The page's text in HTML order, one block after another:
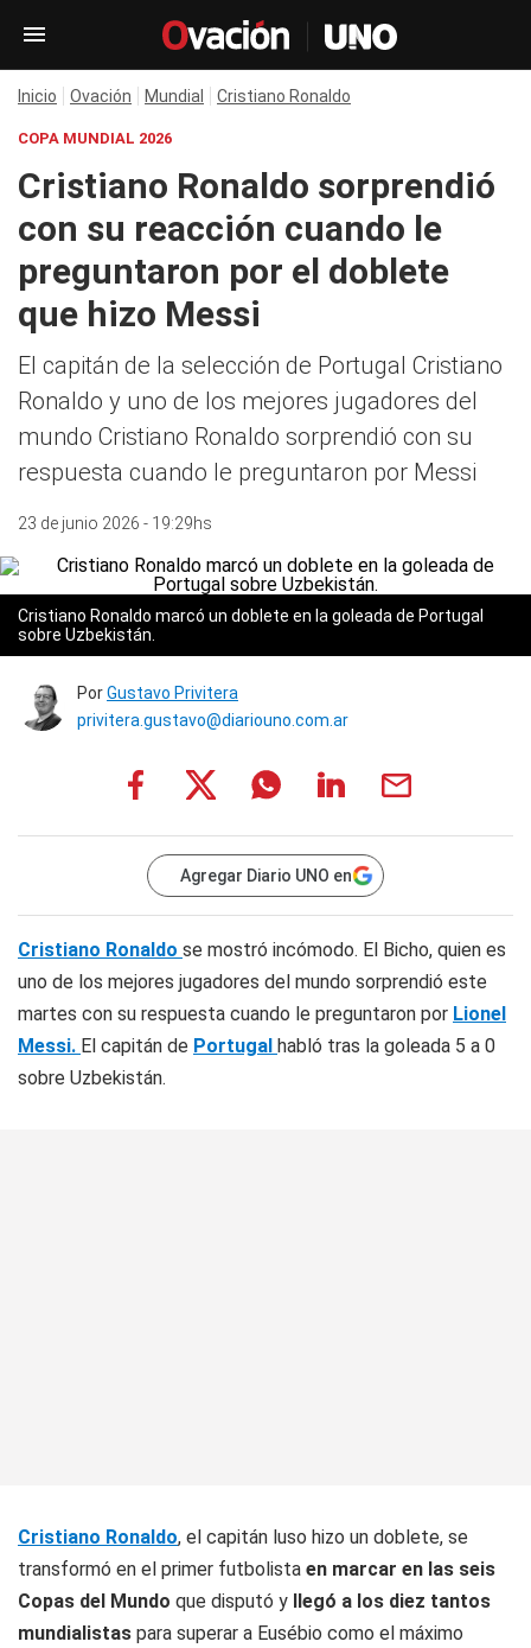
Inicio Ovación Mundial Cristiano Ronaldo
COPA MUNDIAL 2026
Cristiano Ronaldo sorprendió
con su reacción cuando le
preguntaron por el doblete
que hizo Messi
El capitán de la selección de Portugal Cristiano
Ronaldo y uno de los mejores jugadores del
mundo Cristiano Ronaldo sorprendió con su
respuesta cuando le preguntaron por Messi
23 de junio 2026 - 19:29hs
Cristiano Ronaldo marcó un doblete en la goleada de Portugal
sobre Uzbekistán.
PorGustavo Privitera
privitera.gustavo@diariouno.com.ar
Agregar Diario UNO en
Cristiano Ronaldo se mostró incómodo. El Bicho, quien es
uno de los mejores jugadores del mundo sorprendió este
martes con su respuesta cuando le preguntaron por Lionel
Messi. El capitán de Portugal habló tras la goleada 5 a 0
sobre Uzbekistán.
Cristiano Ronaldo, el capitán luso hizo un doblete, se
transformó en el primer futbolista en marcar en las seis
Copas del Mundo que disputó y llegó a los diez tantos
mundialistas para superar a Eusébio como el máximo